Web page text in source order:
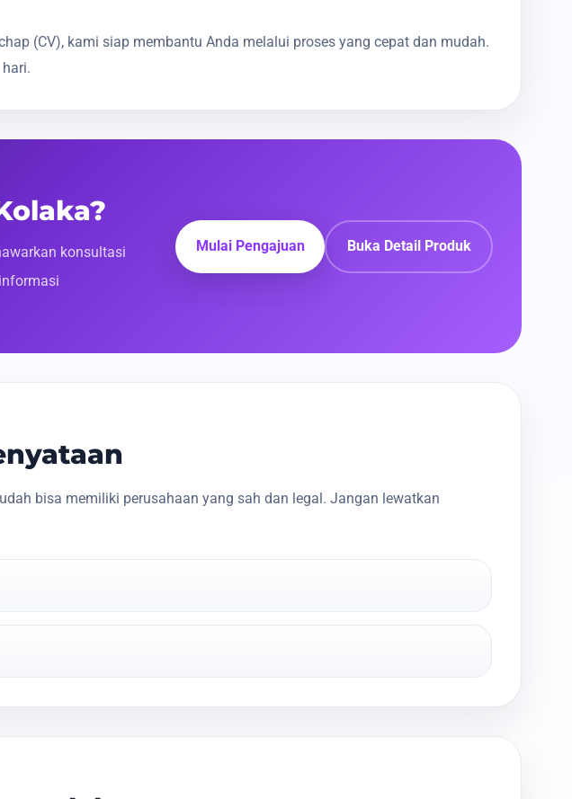
(CV), kami siap membantu Anda melalui proses yang cepat dan mudah.
konsultasi
Mulai Pengajuan Buka Detail Produk
bisa memiliki perusahaan yang sah dan legal. Jangan lewatkan